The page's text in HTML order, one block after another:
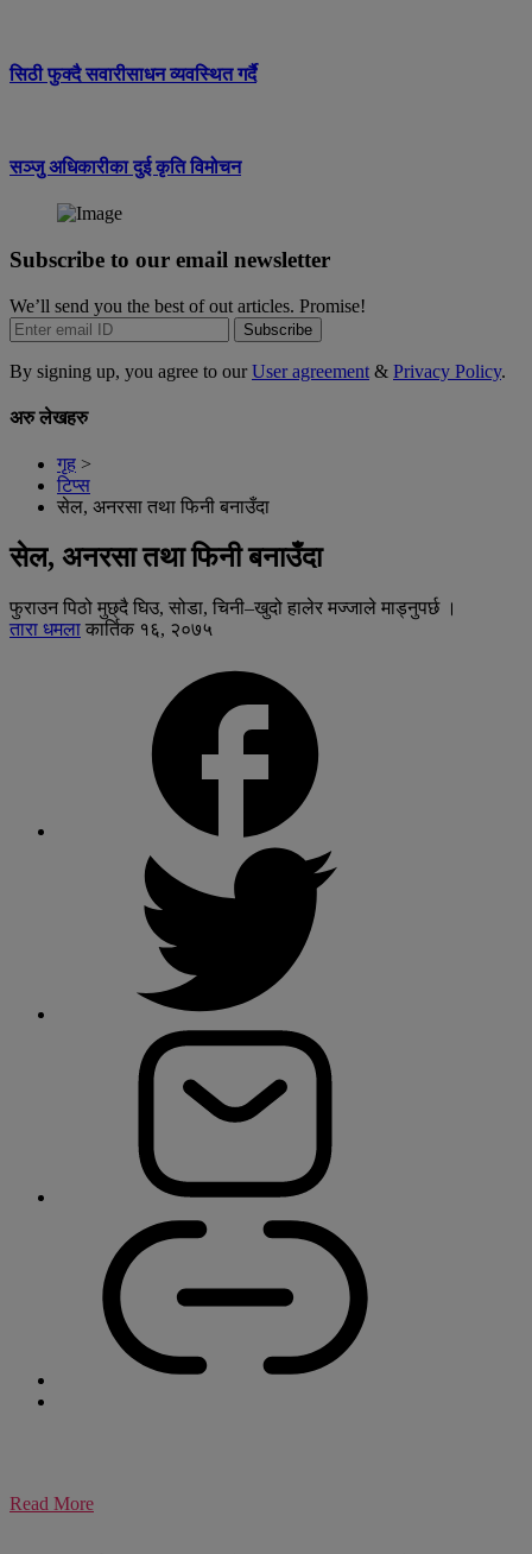
सिठी फुक्दै सवारीसाधन व्यवस्थित गर्दै
सञ्जु अधिकारीका दुई कृति विमोचन
Subscribe to our email newsletter
We’ll send you the best of out articles. Promise!
Subscribe
By signing up, you agree to ourUser agreement & Privacy Policy.
अरु लेखहरु
गृह >
टिप्स
सेल, अनरसा तथा फिनी बनाउँदा
सेल, अनरसा तथा फिनी बनाउँदा
फुराउन पिठो मुछ्दै घिउ, सोडा, चिनी–खुदो हालेर मज्जाले माड्नुपर्छ ।
तारा धमला कार्तिक १६, २०७५
Read More